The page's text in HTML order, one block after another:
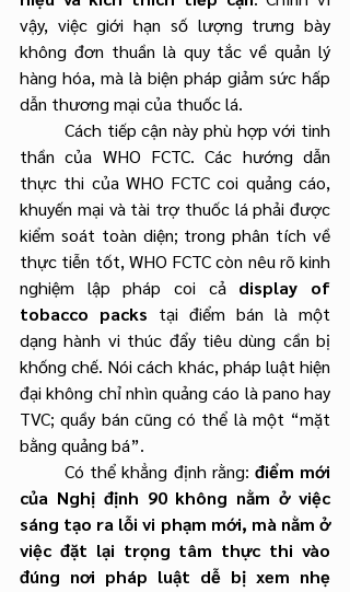
vậy, việc giới hạn số lượng trưng bày
không đơn thuần là quy tắc về quản lý
hàng hóa, mà là biện pháp giảm sức hấp
dẫn thương mại của thuốc lá.
thần của WHO FCTC. Các hướng dẫn
thực thi của WHO FCTC coi quảng cáo,
khuyến mại và tài trợ thuốc lá phải được
kiểm soát toàn diện; trong phân tích về
thực tiễn tốt, WHO FCTC còn nêu rõ kinh
nghiệm lập pháp coi cả display of
tobacco packs tại điểm bán là một
dạng hành vi thúc đẩy tiêu dùng cần bị
khống chế. Nói cách khác, pháp luật hiện
đại không chỉ nhìn quảng cáo là pano hay
TVC; quầy bán cũng có thể là một “mặt
bằng quảng bá”.
Có thể khẳng định rằng: điểm mới
của Nghị định 90 không nằm ở việc
sáng tạo ra lỗi vi phạm mới, mà nằm ở
việc đặt lại trọng tâm thực thi vào
đúng nơi pháp luật dễ bị xem nhẹ